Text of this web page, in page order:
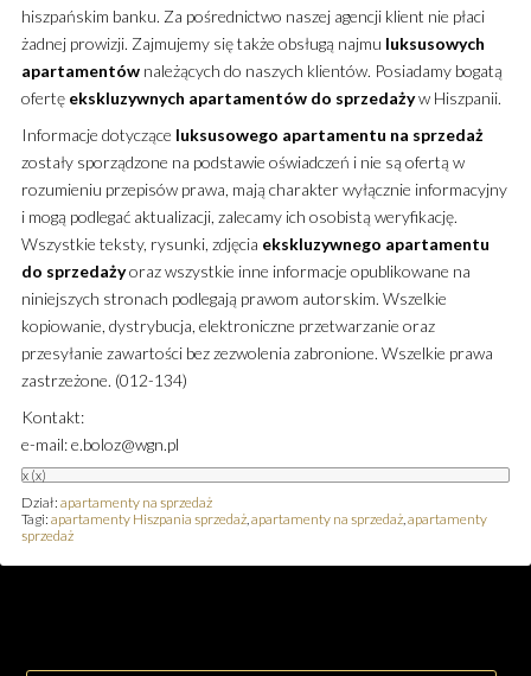
hiszpańskim banku. Za pośrednictwo naszej agencji klient nie płaci
żadnej prowizji. Zajmujemy się także obsługą najmu luksusowych
apartamentównależących do naszych klientów. Posiadamy bogatą
ofertę ekskluzywnych apartamentów do sprzedażyw Hiszpanii.
Informacje dotyczące luksusowego apartamentu na sprzedaż
zostały sporządzone na podstawie oświadczeń i nie są ofertą w
rozumieniu przepisów prawa, mają charakter wyłącznie informacyjny
i mogą podlegać aktualizacji, zalecamy ich osobistą weryfikację.
Wszystkie teksty, rysunki, zdjęcia ekskluzywnego apartamentu
do sprzedażyoraz wszystkie inne informacje opublikowane na
niniejszych stronach podlegają prawom autorskim. Wszelkie
kopiowanie, dystrybucja, elektroniczne przetwarzanie oraz
przesyłanie zawartości bez zezwolenia zabronione. Wszelkie prawa
zastrzeżone. (012-134)
Kontakt:
e-mail: e.boloz@wgn.pl
x (x)
Dział: apartamenty na sprzedaż
Tagi: apartamenty Hiszpania sprzedaż, apartamenty na sprzedaż, apartamenty
sprzedaż